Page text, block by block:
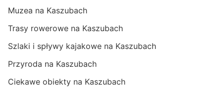
Muzea na Kaszubach
Trasy rowerowe na Kaszubach
Szlaki i spływy kajakowe na Kaszubach
Przyroda na Kaszubach
Ciekawe obiekty na Kaszubach